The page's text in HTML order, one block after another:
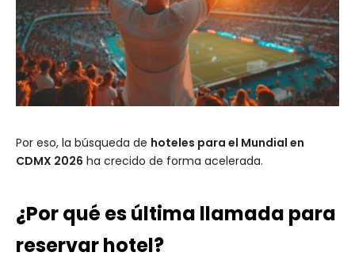
Por eso, la búsqueda de hoteles para el Mundial en
CDMX 2026 ha crecido de forma acelerada.
¿Por qué es última llamada para
reservar hotel?